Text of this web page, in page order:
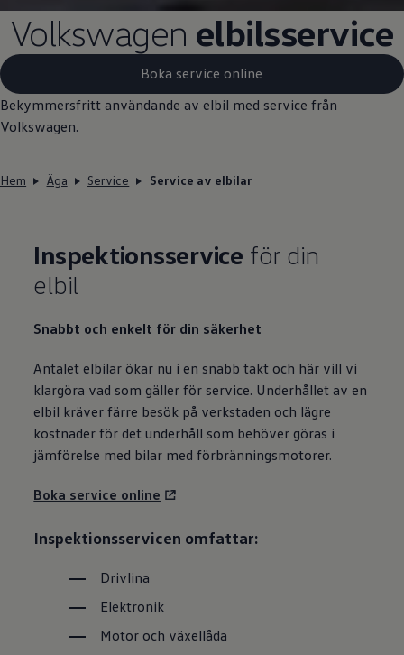
Volkswagen elbilsservice
Boka service online
Bekymmersfritt användande av elbil med service från
Volkswagen.
Hem Äga Service Service av elbilar
Inspektionsservice för din
elbil
Snabbt och enkelt för din säkerhet
Antalet elbilar ökar nu i en snabb takt och här vill vi
klargöra vad som gäller för service. Underhållet av en
elbil kräver färre besök på verkstaden och lägre
kostnader för det underhåll som behöver göras i
jämförelse med bilar med förbränningsmotorer.
Boka service online
Inspektionsservicen omfattar:
Drivlina
Elektronik
Motor och växellåda